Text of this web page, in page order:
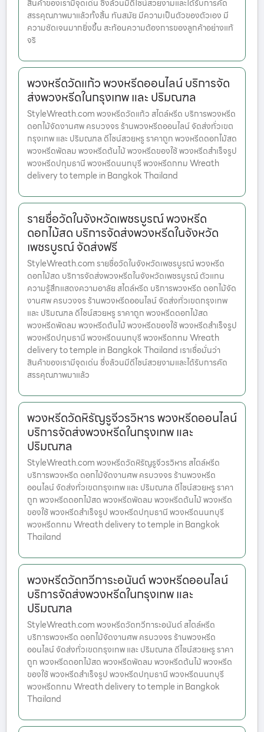
สินค้าของเรามีจุดเด่น ซึ่งล้วนมีดีไซน์สวยงามและได้รับการคัด
สรรคุณภาพมาแล้วทั้งสิ้น ทันสมัย มีความเป็นตัวของตัวเอง มี
ความชัดเจนมากยิ่งขึ้น สะท้อนความต้องการของลูกค้าอย่างแท้
จริ
พวงหรีดวัดแก้ว พวงหรีดออนไลน์ บริการจัด
ส่งพวงหรีดในกรุงเทพ และ ปริมณฑล
StyleWreath.com พวงหรีดวัดแก้ว สไตล์หรีด บริการพวงหรีด
ดอกไม้จัดงานศพ ครบวงจร ร้านพวงหรีดออนไลน์ จัดส่งทั่วเขต
กรุงเทพ และ ปริมณฑล ดีไซน์สวยหรู ราคาถูก พวงหรีดดอกไม้สด
พวงหรีดพัดลม พวงหรีดต้นไม้ พวงหรีดของใช้ พวงหรีดสำเร็จรูป
พวงหรีดปทุมธานี พวงหรีดนนทบุรี พวงหรีดกทม Wreath
delivery to temple in Bangkok Thailand
รายชื่อวัดในจังหวัดเพชรบูรณ์ พวงหรีด
ดอกไม้สด บริการจัดส่งพวงหรีดในจังหวัด
เพชรบูรณ์ จัดส่งฟรี
StyleWreath.com รายชื่อวัดในจังหวัดเพชรบูรณ์ พวงหรีด
ดอกไม้สด บริการจัดส่งพวงหรีดในจังหวัดเพชรบูรณ์ ตัวแทน
ความรู้สึกแสดงความอาลัย สไตล์หรีด บริการพวงหรีด ดอกไม้จัด
งานศพ ครบวงจร ร้านพวงหรีดออนไลน์ จัดส่งทั่วเขตกรุงเทพ
และ ปริมณฑล ดีไซน์สวยหรู ราคาถูก พวงหรีดดอกไม้สด
พวงหรีดพัดลม พวงหรีดต้นไม้ พวงหรีดของใช้ พวงหรีดสำเร็จรูป
พวงหรีดปทุมธานี พวงหรีดนนทบุรี พวงหรีดกทม Wreath
delivery to temple in Bangkok Thailand เราเชื่อมั่นว่า
สินค้าของเรามีจุดเด่น ซึ่งล้วนมีดีไซน์สวยงามและได้รับการคัด
สรรคุณภาพมาแล้ว
พวงหรีดวัดหิรัญรูจีวรวิหาร พวงหรีดออนไลน์
บริการจัดส่งพวงหรีดในกรุงเทพ และ
ปริมณฑล
StyleWreath.com พวงหรีดวัดหิรัญรูจีวรวิหาร สไตล์หรีด
บริการพวงหรีด ดอกไม้จัดงานศพ ครบวงจร ร้านพวงหรีด
ออนไลน์ จัดส่งทั่วเขตกรุงเทพ และ ปริมณฑล ดีไซน์สวยหรู ราคา
ถูก พวงหรีดดอกไม้สด พวงหรีดพัดลม พวงหรีดต้นไม้ พวงหรีด
ของใช้ พวงหรีดสำเร็จรูป พวงหรีดปทุมธานี พวงหรีดนนทบุรี
พวงหรีดกทม Wreath delivery to temple in Bangkok
Thailand
พวงหรีดวัดทวีการะอนันต์ พวงหรีดออนไลน์
บริการจัดส่งพวงหรีดในกรุงเทพ และ
ปริมณฑล
StyleWreath.com พวงหรีดวัดทวีการะอนันต์ สไตล์หรีด
บริการพวงหรีด ดอกไม้จัดงานศพ ครบวงจร ร้านพวงหรีด
ออนไลน์ จัดส่งทั่วเขตกรุงเทพ และ ปริมณฑล ดีไซน์สวยหรู ราคา
ถูก พวงหรีดดอกไม้สด พวงหรีดพัดลม พวงหรีดต้นไม้ พวงหรีด
ของใช้ พวงหรีดสำเร็จรูป พวงหรีดปทุมธานี พวงหรีดนนทบุรี
พวงหรีดกทม Wreath delivery to temple in Bangkok
Thailand